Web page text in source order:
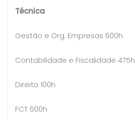
Técnica
Gestão e Org. Empresas 600h
Contabilidade e Fiscalidade 475h
Direito 100h
FCT 600h